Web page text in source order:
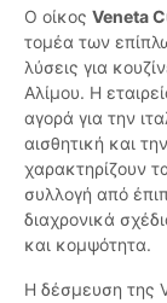
Ο οίκος Veneta
τομέα των
λύσεις για
Αλίμου. Η
αγορά για την
αισθητική και
χαρακτηρίζουν
συλλογή από
διαχρονικά
και κομψότητα.
Η δέσμευση της